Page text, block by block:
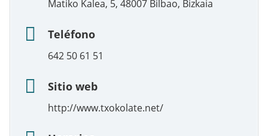
Matiko Kalea, 5, 48007 Bilbao, Bizkaia
Teléfono
642 50 61 51
Sitio web
http://www.txokolate.net/